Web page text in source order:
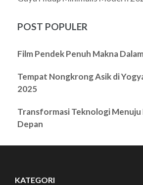
POST POPULER
Film Pendek Penuh Makna
Tempat Nongkrong Asik di
2025
Transformasi Teknologi Menuju
Depan
KATEGORI